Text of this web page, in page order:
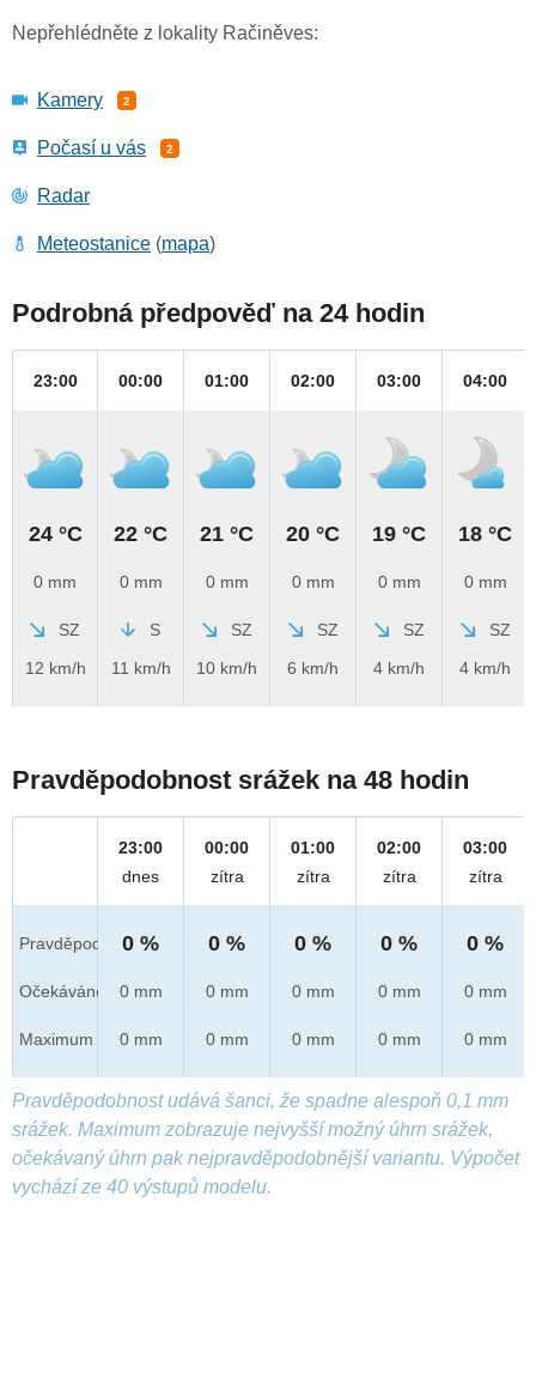
Nepřehlédněte z lokality Račiněves:
Kamery 2
Počasí u vás 2
Radar
Meteostanice (mapa)
Podrobná předpověď na 24 hodin
23:00
24 °C
0 mm
SZ
12 km/h
00:00
22 °C
0 mm
S
11 km/h
01:00
21 °C
0 mm
SZ
10 km/h
02:00
20 °C
0 mm
SZ
6 km/h
03:00
19 °C
0 mm
SZ
4 km/h
04:00
18 °C
0 mm
SZ
4 km/h
Pravděpodobnost srážek na 48 hodin
Pravděpod.
Očekáváno
Maximum
23:00
dnes
0 %
0 mm
0 mm
00:00
zítra
0 %
0 mm
0 mm
01:00
zítra
0 %
0 mm
0 mm
02:00
zítra
0 %
0 mm
0 mm
03:00
zítra
0 %
0 mm
0 mm
Pravděpodobnost udává šanci, že spadne alespoň 0,1 mm
srážek. Maximum zobrazuje nejvyšší možný úhrn srážek,
očekávaný úhrn pak nejpravděpodobnější variantu. Výpočet
vychází ze 40 výstupů modelu.